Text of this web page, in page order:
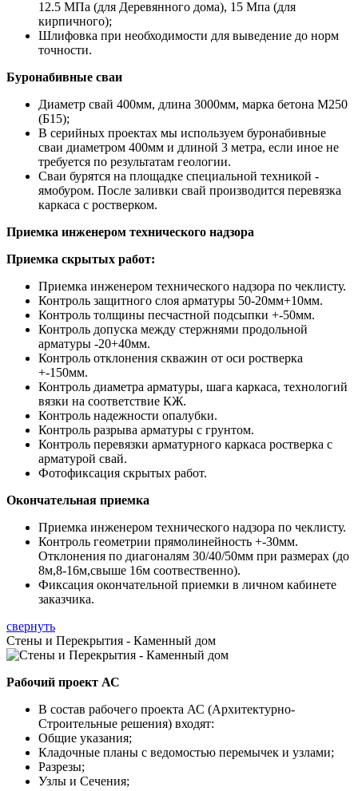
12.5 МПа (для Деревянного дома), 15 Мпа (для
кирпичного);
Шлифовка при необходимости для выведение до норм
точности.
Буронабивные сваи
Диаметр свай 400мм, длина 3000мм, марка бетона М250
(Б15);
В серийных проектах мы используем буронабивные
сваи диаметром 400мм и длиной 3 метра, если иное не
требуется по результатам геологии.
Сваи бурятся на площадке специальной техникой -
ямобуром. После заливки свай производится перевязка
каркаса с ростверком.
Приемка инженером технического надзора
Приемка скрытых работ:
Приемка инженером технического надзора по чеклисту.
Контроль защитного слоя арматуры 50-20мм+10мм.
Контроль толщины песчастной подсыпки +-50мм.
Контроль допуска между стержнями продольной
арматуры -20+40мм.
Контроль отклонения скважин от оси ростверка
+-150мм.
Контроль диаметра арматуры, шага каркаса, технологий
вязки на соответствие КЖ.
Контроль надежности опалубки.
Контроль разрыва арматуры с грунтом.
Контроль перевязки арматурного каркаса ростверка с
арматурой свай.
Фотофиксация скрытых работ.
Окончательная приемка
Приемка инженером технического надзора по чеклисту.
Контроль геометрии прямолинейность +-30мм.
Отклонения по диагоналям 30/40/50мм при размерах (до
8м,8-16м,свыше 16м соотвественно).
Фиксация окончательной приемки в личном кабинете
заказчика.
свернуть
Стены и Перекрытия - Каменный дом
Рабочий проект АС
В состав рабочего проекта АС (Архитектурно-
Строительные решения) входят:
Общие указания;
Кладочные планы с ведомостью перемычек и узлами;
Разрезы;
Узлы и Сечения;